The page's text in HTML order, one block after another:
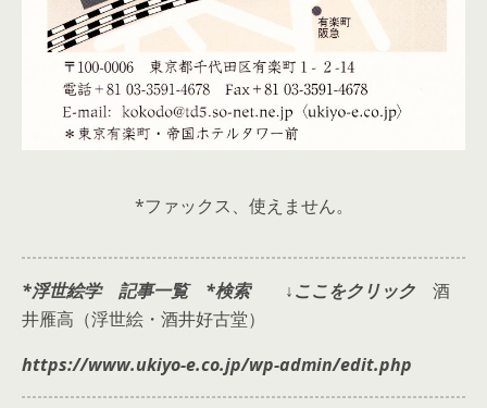
*ファックス、使えません。
*浮世絵学 記事一覧 *検索 ↓ここをクリック 酒
井雁高（浮世絵・酒井好古堂）
https://www.ukiyo-e.co.jp/wp-admin/edit.php